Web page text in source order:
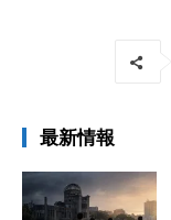
最新情報